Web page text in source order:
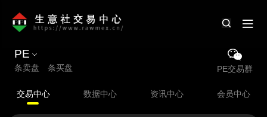
PE
条卖盘 条买盘 PE交易群
交易中心 数据中心 资讯中心 会员中心